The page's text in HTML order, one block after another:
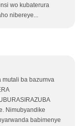
wo kubaterura
nibereye...
mutali ba bazumva
Nimubyandike
babimenye